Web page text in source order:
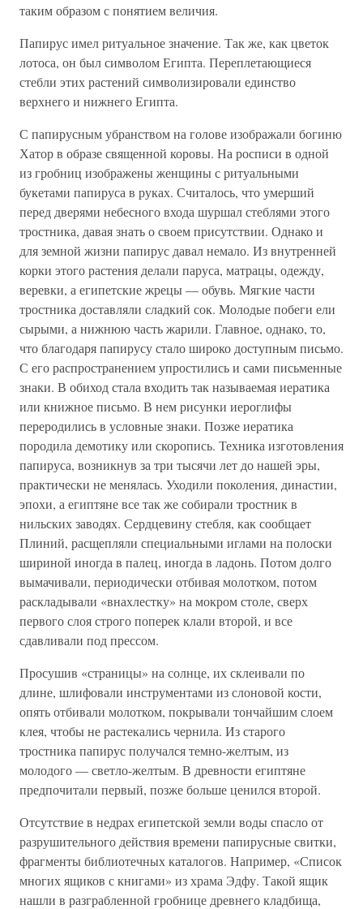
таким образом с понятием величия.
Папирус имел ритуальное значение. Так же, как цветок
лотоса, он был символом Египта. Переплетающиеся
стебли этих растений символизировали единство
верхнего и нижнего Египта.
С папирусным убранством на голове изображали богиню
Хатор в образе священной коровы. На росписи в одной
из гробниц изображены женщины с ритуальными
букетами папируса в руках. Считалось, что умерший
перед дверями небесного входа шуршал стеблями этого
тростника, давая знать о своем присутствии. Однако и
для земной жизни папирус давал немало. Из внутренней
корки этого растения делали паруса, матрацы, одежду,
веревки, а египетские жрецы — обувь. Мягкие части
тростника доставляли сладкий сок. Молодые побеги ели
сырыми, а нижнюю часть жарили. Главное, однако, то,
что благодаря папирусу стало широко доступным письмо.
С его распространением упростились и сами письменные
знаки. В обиход стала входить так называемая иератика
или книжное письмо. В нем рисунки иероглифы
переродились в условные знаки. Позже иератика
породила демотику или скоропись. Техника изготовления
папируса, возникнув за три тысячи лет до нашей эры,
практически не менялась. Уходили поколения, династии,
эпохи, а египтяне все так же собирали тростник в
нильских заводях. Сердцевину стебля, как сообщает
Плиний, расщепляли специальными иглами на полоски
шириной иногда в палец, иногда в ладонь. Потом долго
вымачивали, периодически отбивая молотком, потом
раскладывали «внахлестку» на мокром столе, сверх
первого слоя строго поперек клали второй, и все
сдавливали под прессом.
Просушив «страницы» на солнце, их склеивали по
длине, шлифовали инструментами из слоновой кости,
опять отбивали молотком, покрывали тончайшим слоем
клея, чтобы не растекались чернила. Из старого
тростника папирус получался темно-желтым, из
молодого — светло-желтым. В древности египтяне
предпочитали первый, позже больше ценился второй.
Отсутствие в недрах египетской земли воды спасло от
разрушительного действия времени папирусные свитки,
фрагменты библиотечных каталогов. Например, «Список
многих ящиков с книгами» из храма Эдфу. Такой ящик
нашли в разграбленной гробнице древнего кладбища,